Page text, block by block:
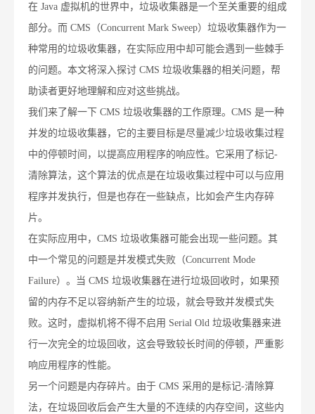
在 Java 虚拟机的世界中，垃圾收集器是一个至关重要的组成
部分。而 CMS（Concurrent Mark Sweep）垃圾收集器作为一
种常用的垃圾收集器，在实际应用中却可能会遇到一些棘手
的问题。本文将深入探讨 CMS 垃圾收集器的相关问题，帮
助读者更好地理解和应对这些挑战。
我们来了解一下 CMS 垃圾收集器的工作原理。CMS 是一种
并发的垃圾收集器，它的主要目标是尽量减少垃圾收集过程
中的停顿时间，以提高应用程序的响应性。它采用了标记-
清除算法，这个算法的优点是在垃圾收集过程中可以与应用
程序并发执行，但是也存在一些缺点，比如会产生内存碎
片。
在实际应用中，CMS 垃圾收集器可能会出现一些问题。其
中一个常见的问题是并发模式失败（Concurrent Mode
Failure）。当 CMS 垃圾收集器在进行垃圾回收时，如果预
留的内存不足以容纳新产生的垃圾，就会导致并发模式失
败。这时，虚拟机将不得不启用 Serial Old 垃圾收集器来进
行一次完全的垃圾回收，这会导致较长时间的停顿，严重影
响应用程序的性能。
另一个问题是内存碎片。由于 CMS 采用的是标记-清除算
法，在垃圾回收后会产生大量的不连续的内存空间，这些内